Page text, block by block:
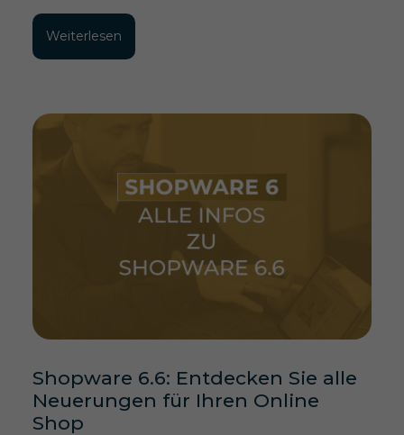
Weiterlesen
Shopware 6.6: Entdecken Sie alle
Neuerungen für Ihren Online
Shop